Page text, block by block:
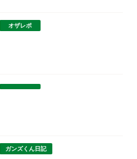
オザレポ
ガンズくん日記